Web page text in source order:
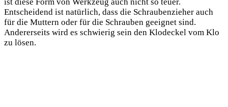
Entscheidend ist natürlich, dass die Schraubenzieher auch
für die Muttern oder für die Schrauben geeignet sind.
Andererseits wird es schwierig sein den Klodeckel vom Klo
zu lösen.